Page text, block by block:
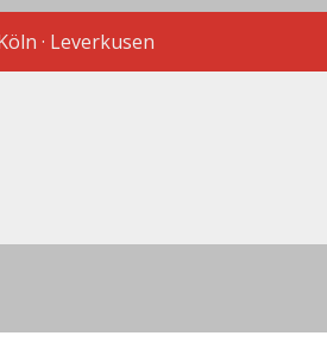
· Leverkusen